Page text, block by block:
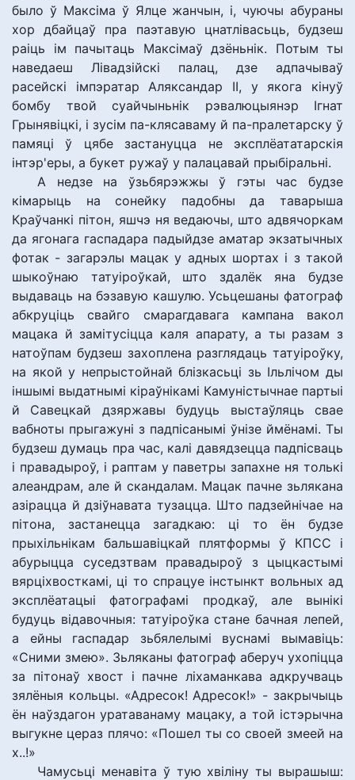
было ў Максіма ў Ялце жанчын, і, чуючы абураны
хор дбайцаў пра паэтавую цнатлівасьць, будзеш
раіць ім пачытаць Максімаў дзёньнік. Потым ты
наведаеш Лівадзійскі палац, дзе адпачываў
расейскі імпэратар Аляксандар II, у якога кінуў
бомбу твой суайчыньнік рэвалюцыянэр Ігнат
Грынявіцкі, і зусім па-клясаваму й па-пралетарску ў
памяці ў цябе застануцца не эксплёататарскія
інтэр'еры, а букет ружаў у палацавай прыбіральні.
А недзе на ўзьбярэжжы ў гэты час будзе
кімарыць на сонейку падобны да таварыша
Краўчанкі пітон, яшчэ ня ведаючы, што адвячоркам
да ягонага гаспадара падыйдзе аматар экзатычных
фотак - загарэлы мацак у адных шортах і з такой
шыкоўнаю татуіроўкай, што здалёк яна будзе
выдаваць на бэзавую кашулю. Усьцешаны фатограф
абкруціць свайго смарагдавага кампана вакол
мацака й замітусіцца каля апарату, а ты разам з
натоўпам будзеш захоплена разглядаць татуіроўку,
на якой у непрыстойнай блізкасьці зь Ільлічом ды
іншымі выдатнымі кіраўнікамі Камуністычнае партыі
й Савецкай дзяржавы будуць выстаўляць свае
вабноты прыгажуні з падпісанымі ўнізе ймёнамі. Ты
будзеш думаць пра час, калі давядзецца падпісваць
і правадыроў, і раптам у паветры запахне ня толькі
алеандрам, але й скандалам. Мацак пачне зьлякана
азірацца й дзіўнавата тузацца. Што падзейнічае на
пітона, застанецца загадкаю: ці то ён будзе
прыхільнікам бальшавіцкай плятформы ў КПСС і
абурыцца суседзтвам правадыроў з цыцкастымі
вярціхвосткамі, ці то спрацуе інстынкт вольных ад
эксплёатацыі фатографамі продкаў, але вынікі
будуць відавочныя: татуіроўка стане бачная лепей,
а ейны гаспадар зьбялелымі вуснамі вымавіць:
«Сними змею». Зьляканы фатограф аберуч ухопіцца
за пітонаў хвост і пачне ліхаманкава адкручваць
зялёныя кольцы. «Адресок! Адресок!» - закрычыць
ён наўздагон уратаванаму мацаку, а той істэрычна
выгукне цераз плячо: «Пошел ты со своей змеей на
х..!»
Чамусьці менавіта ў тую хвіліну ты вырашыш: